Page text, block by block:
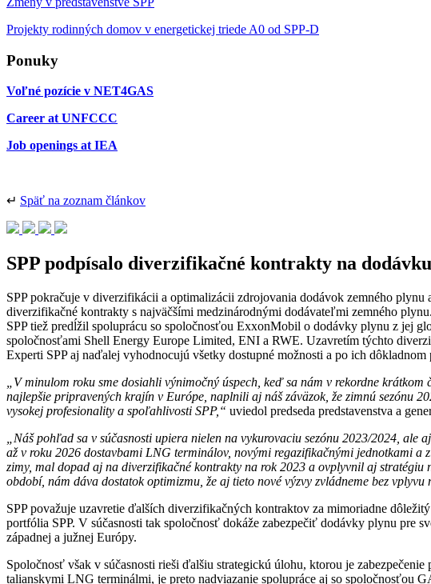
Projekty rodinných domov v energetickej triede A0 od SPP-D
Ponuky
Voľné pozície v NET4GAS
Career at UNFCCC
Job openings at IEA
↵ Späť na zoznam článkov
SPP podpísalo diverzifikačné kontrakty na
SPP pokračuje v diverzifikácii a optimalizácii zdrojovania dodávok zemného
diverzifikačné kontrakty s najväčšími medzinárodnými dodávateľmi zemného
SPP tiež predĺžil spoluprácu so spoločnosťou ExxonMobil o dodávky plynu z jej
spoločnosťami Shell Energy Europe Limited, ENI a RWE. Uzavretím týchto
Experti SPP aj naďalej vyhodnocujú všetky dostupné možnosti a po ich
„V minulom roku sme dosiahli výnimočný úspech, keď sa nám v rekordne
najlepšie pripravených krajín v Európe, naplnili aj náš záväzok, že zimnú sezónu
vysokej profesionality a spoľahlivosti SPP,“ uviedol predseda predstavenstva a
„Náš pohľad sa v súčasnosti upiera nielen na vykurovaciu sezónu 2023/2024,
až v roku 2026 dostavbami LNG terminálov, novými regazifikačnými jednotkami
zimy, mal dopad aj na diverzifikačné kontrakty na rok 2023 a ovplyvnil aj
období, nám dáva dostatok optimizmu, že aj tieto nové výzvy zvládneme bez vplyvu
SPP považuje uzavretie ďalších diverzifikačných kontraktov za mimoriadne
portfólia SPP. V súčasnosti tak spoločnosť dokáže zabezpečiť dodávky plynu pre
západnej a južnej Európy.
Spoločnosť však v súčasnosti rieši ďalšiu strategickú úlohu, ktorou je
talianskymi LNG terminálmi, je preto nadviazanie spolupráce aj so